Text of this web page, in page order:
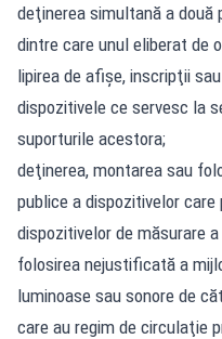
deţinerea simultană a două
dintre care unul eliberat de
lipirea de afişe, inscripţii
dispozitivele ce servesc la
suporturile acestora;
deţinerea, montarea sau
publice a dispozitivelor
dispozitivelor de măsurare
folosirea nejustificată a
luminoase sau sonore de
care au regim de circulaţie